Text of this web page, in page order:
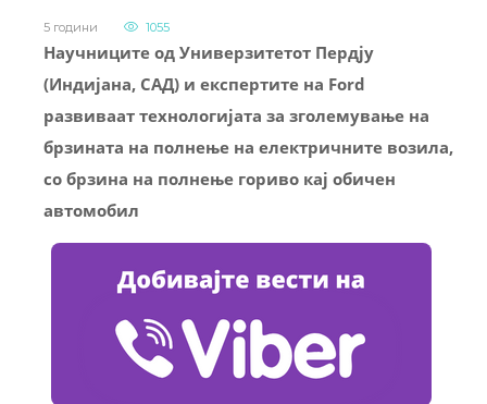
5 години 1055
Научниците од Универзитетот Пердју
(Индијана, САД) и експертите на Ford
развиваат технологијата за зголемување на
брзината на полнење на електричните возила,
со брзина на полнење гориво кај обичен
автомобил